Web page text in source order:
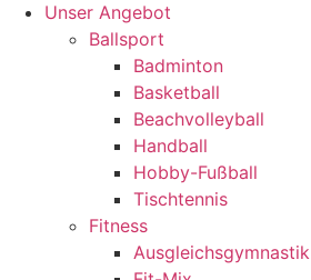
Unser Angebot
Ballsport
Badminton
Basketball
Beachvolleyball
Handball
Hobby-Fußball
Tischtennis
Fitness
Ausgleichsgymnastik